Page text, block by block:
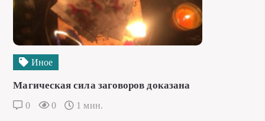
Иное
Магическая сила заговоров доказана
0 0 1 мин.